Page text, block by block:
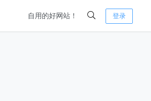
自用的好网站！ 登录